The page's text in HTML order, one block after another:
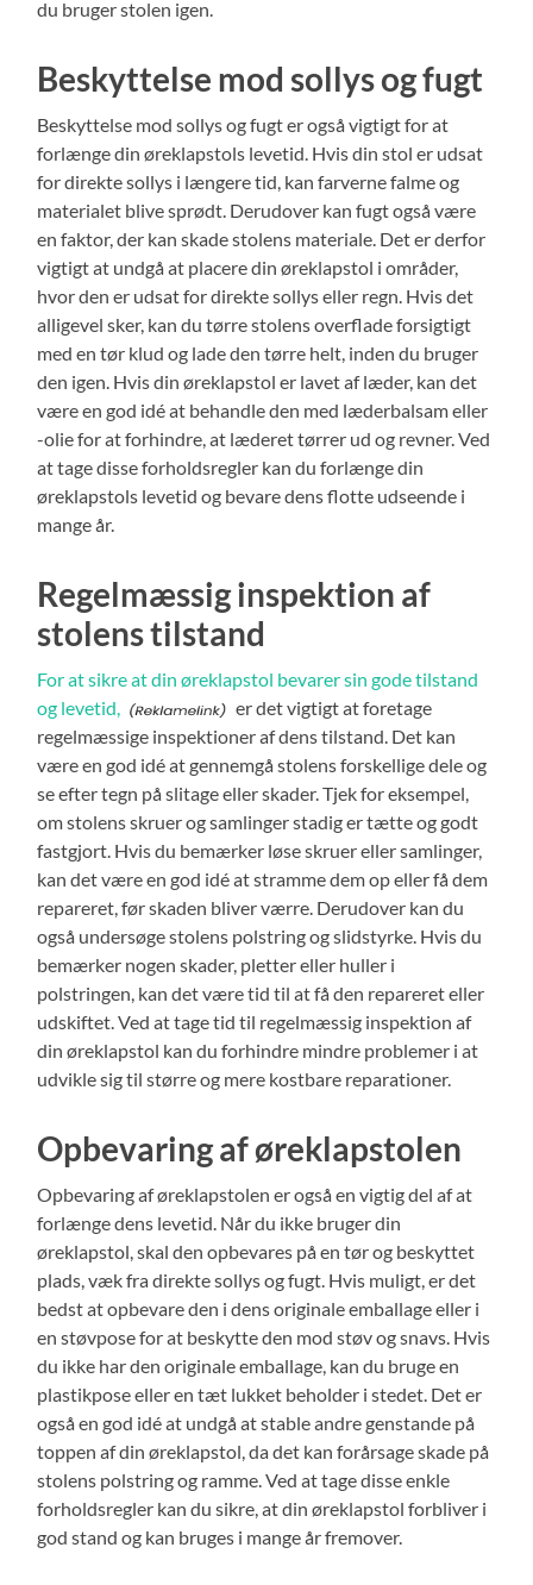
du bruger stolen igen.
Beskyttelse mod sollys og fugt
Beskyttelse mod sollys og fugt er også vigtigt for at
forlænge din øreklapstols levetid. Hvis din stol er udsat
for direkte sollys i længere tid, kan farverne falme og
materialet blive sprødt. Derudover kan fugt også være
en faktor, der kan skade stolens materiale. Det er derfor
vigtigt at undgå at placere din øreklapstol i områder,
hvor den er udsat for direkte sollys eller regn. Hvis det
alligevel sker, kan du tørre stolens overflade forsigtigt
med en tør klud og lade den tørre helt, inden du bruger
den igen. Hvis din øreklapstol er lavet af læder, kan det
være en god idé at behandle den med læderbalsam eller
-olie for at forhindre, at læderet tørrer ud og revner. Ved
at tage disse forholdsregler kan du forlænge din
øreklapstols levetid og bevare dens flotte udseende i
mange år.
Regelmæssig inspektion af
stolens tilstand
For at sikre at din øreklapstol bevarer sin gode tilstand
og levetid,
er det vigtigt at foretage
regelmæssige inspektioner af dens tilstand. Det kan
være en god idé at gennemgå stolens forskellige dele og
se efter tegn på slitage eller skader. Tjek for eksempel,
om stolens skruer og samlinger stadig er tætte og godt
fastgjort. Hvis du bemærker løse skruer eller samlinger,
kan det være en god idé at stramme dem op eller få dem
repareret, før skaden bliver værre. Derudover kan du
også undersøge stolens polstring og slidstyrke. Hvis du
bemærker nogen skader, pletter eller huller i
polstringen, kan det være tid til at få den repareret eller
udskiftet. Ved at tage tid til regelmæssig inspektion af
din øreklapstol kan du forhindre mindre problemer i at
udvikle sig til større og mere kostbare reparationer.
Opbevaring af øreklapstolen
Opbevaring af øreklapstolen er også en vigtig del af at
forlænge dens levetid. Når du ikke bruger din
øreklapstol, skal den opbevares på en tør og beskyttet
plads, væk fra direkte sollys og fugt. Hvis muligt, er det
bedst at opbevare den i dens originale emballage eller i
en støvpose for at beskytte den mod støv og snavs. Hvis
du ikke har den originale emballage, kan du bruge en
plastikpose eller en tæt lukket beholder i stedet. Det er
også en god idé at undgå at stable andre genstande på
toppen af ​​din øreklapstol, da det kan forårsage skade på
stolens polstring og ramme. Ved at tage disse enkle
forholdsregler kan du sikre, at din øreklapstol forbliver i
god stand og kan bruges i mange år fremover.